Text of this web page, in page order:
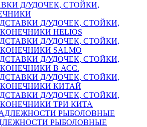
Д/УДОЧЕК, СТОЙКИ,
Д/УДОЧЕК, СТОЙКИ,
HELIOS
Д/УДОЧЕК, СТОЙКИ,
SALMO
Д/УДОЧЕК, СТОЙКИ,
В АСС.
Д/УДОЧЕК, СТОЙКИ,
КИТАЙ
Д/УДОЧЕК, СТОЙКИ,
ТРИ КИТА
РЫБОЛОВНЫЕ